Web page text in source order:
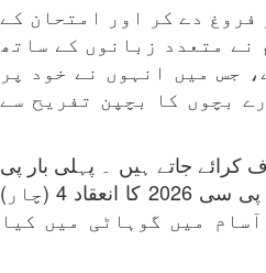
کو فروغ دے کر اور امتحان کے
نے متعدد زبانوں کے ساتھ
جس میں انہوں نے خود پر
بچوں کا بچپن تفریح سے
جاتے ہیں ۔ پہلی بار پی
پی سی 2026 کو ملک کے تمام حصوں کا احاطہ کرتے ہوئے متعدد مقامات پر متعارف کرایا گیا۔ دہلی کے علاوہ، پی پی سی 2026 کا انعقاد 4 (چار)
میں گوہاٹی میں کیا